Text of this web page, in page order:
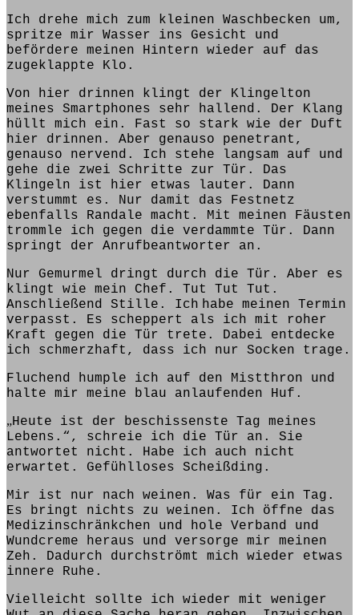
Ich drehe mich zum kleinen Waschbecken um,
spritze mir Wasser ins Gesicht und
befördere meinen Hintern wieder auf das
zugeklappte Klo.
Von hier drinnen klingt
der Klingelton
meines Smartphones sehr hallend. Der Klang
hüllt mich ein. Fast so stark wie der Duft
hier drinnen. Aber genauso penetrant,
genauso nervend. Ich stehe langsam auf und
gehe die zwei Schritte zur Tür. Das
Klingeln ist
hier etwas lauter. Dann
verstummt es. Nur damit das Festnetz
ebenfalls Randale macht. Mit meinen Fäusten
trommle ich gegen die verdammte Tür. Dann
springt
der Anrufbeantworter an.
Nur Gemurmel dringt durch die Tür . Aber es
klingt
wie mein Chef. Tut Tut Tut.
Anschließend Stille. Ich habe meinen Termin
verpasst. Es scheppert als ich mit
roher
Kraft
gegen die Tür trete . Dabei entdecke
ich schmerzhaft, dass ich nur Socken trage .
Fluchend humple ich auf den Mistthron und
halte mir meine blau anlaufenden Huf.
„Heute ist der beschissenste Tag meines
Lebens.“, schreie ich die Tür an. Sie
antwortet nicht. Habe ich auch nicht
erwartet. Gefühlloses Scheißding.
Mir ist nur nach weinen. Was für ein Tag.
Es bringt nichts zu weinen. Ich öffne das
Medizinschränkchen und hole Verband und
Wundcreme heraus und versorge mir meinen
Zeh. Dadurch durchströmt
mich wieder etwas
innere Ruhe.
Vielleicht sollte ich wieder mit weniger